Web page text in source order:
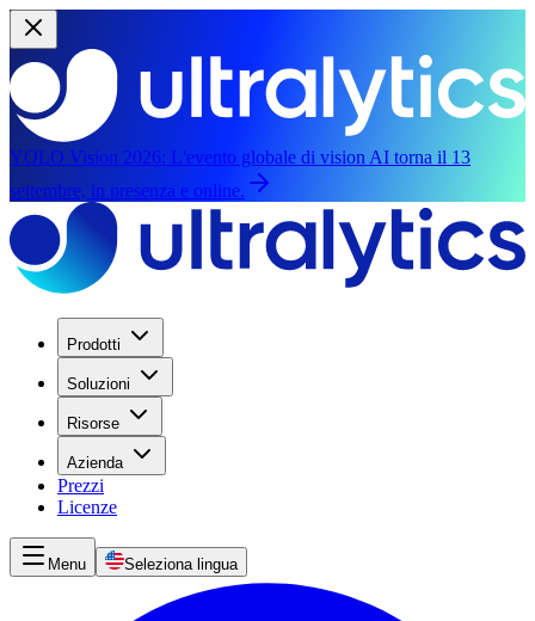
YOLO Vision 2026: L'evento globale di vision AI torna il 13
settembre, in presenza e online.
Prodotti
Soluzioni
Risorse
Azienda
Prezzi
Licenze
Menu Seleziona lingua